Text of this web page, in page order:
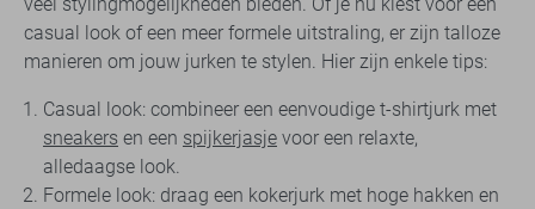
casual look of een meer formele uitstraling, er zijn talloze
manieren om jouw jurken te stylen. Hier zijn enkele tips:
Casual look: combineer een eenvoudige t-shirtjurk met
sneakers en een spijkerjasje voor een relaxte,
alledaagse look.
Formele look: draag een kokerjurk met hoge hakken en